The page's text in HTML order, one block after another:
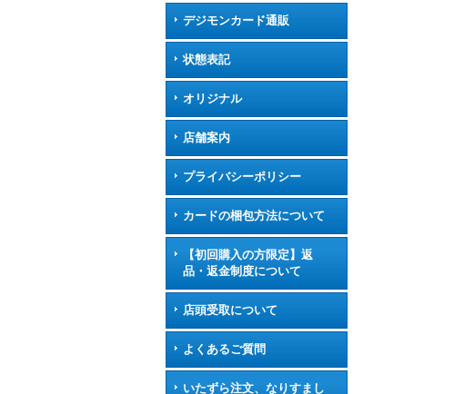
デジモンカード通販
状態表記
オリジナル
店舗案内
プライバシーポリシー
カードの梱包方法について
【初回購入の方限定】返
品・返金制度について
店頭受取について
よくあるご質問
いたずら注文、なりすまし